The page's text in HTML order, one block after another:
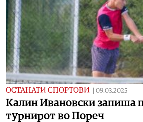
ОСТАНАТИ СПОРТОВИ 09.03.2025
Калин Ивановски запиша
турнирот во Пореч